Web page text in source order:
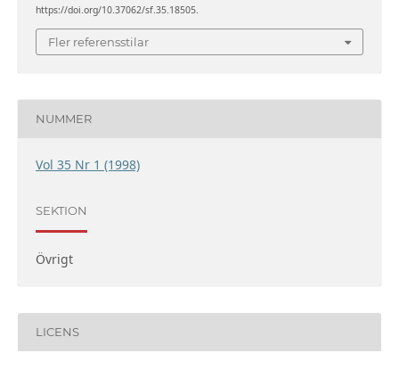
https://doi.org/10.37062/sf.35.18505.
Fler referensstilar
NUMMER
Vol 35 Nr 1 (1998)
SEKTION
Övrigt
LICENS